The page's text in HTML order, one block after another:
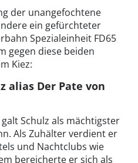
der unangefochtene
ein gefürchteter
Spezialeinheit FD65
gegen diese beiden
Kiez:
alias Der Pate von
Schulz als mächtigster
Als Zuhälter verdient er
und Nachtclubs wie
bereicherte er sich als